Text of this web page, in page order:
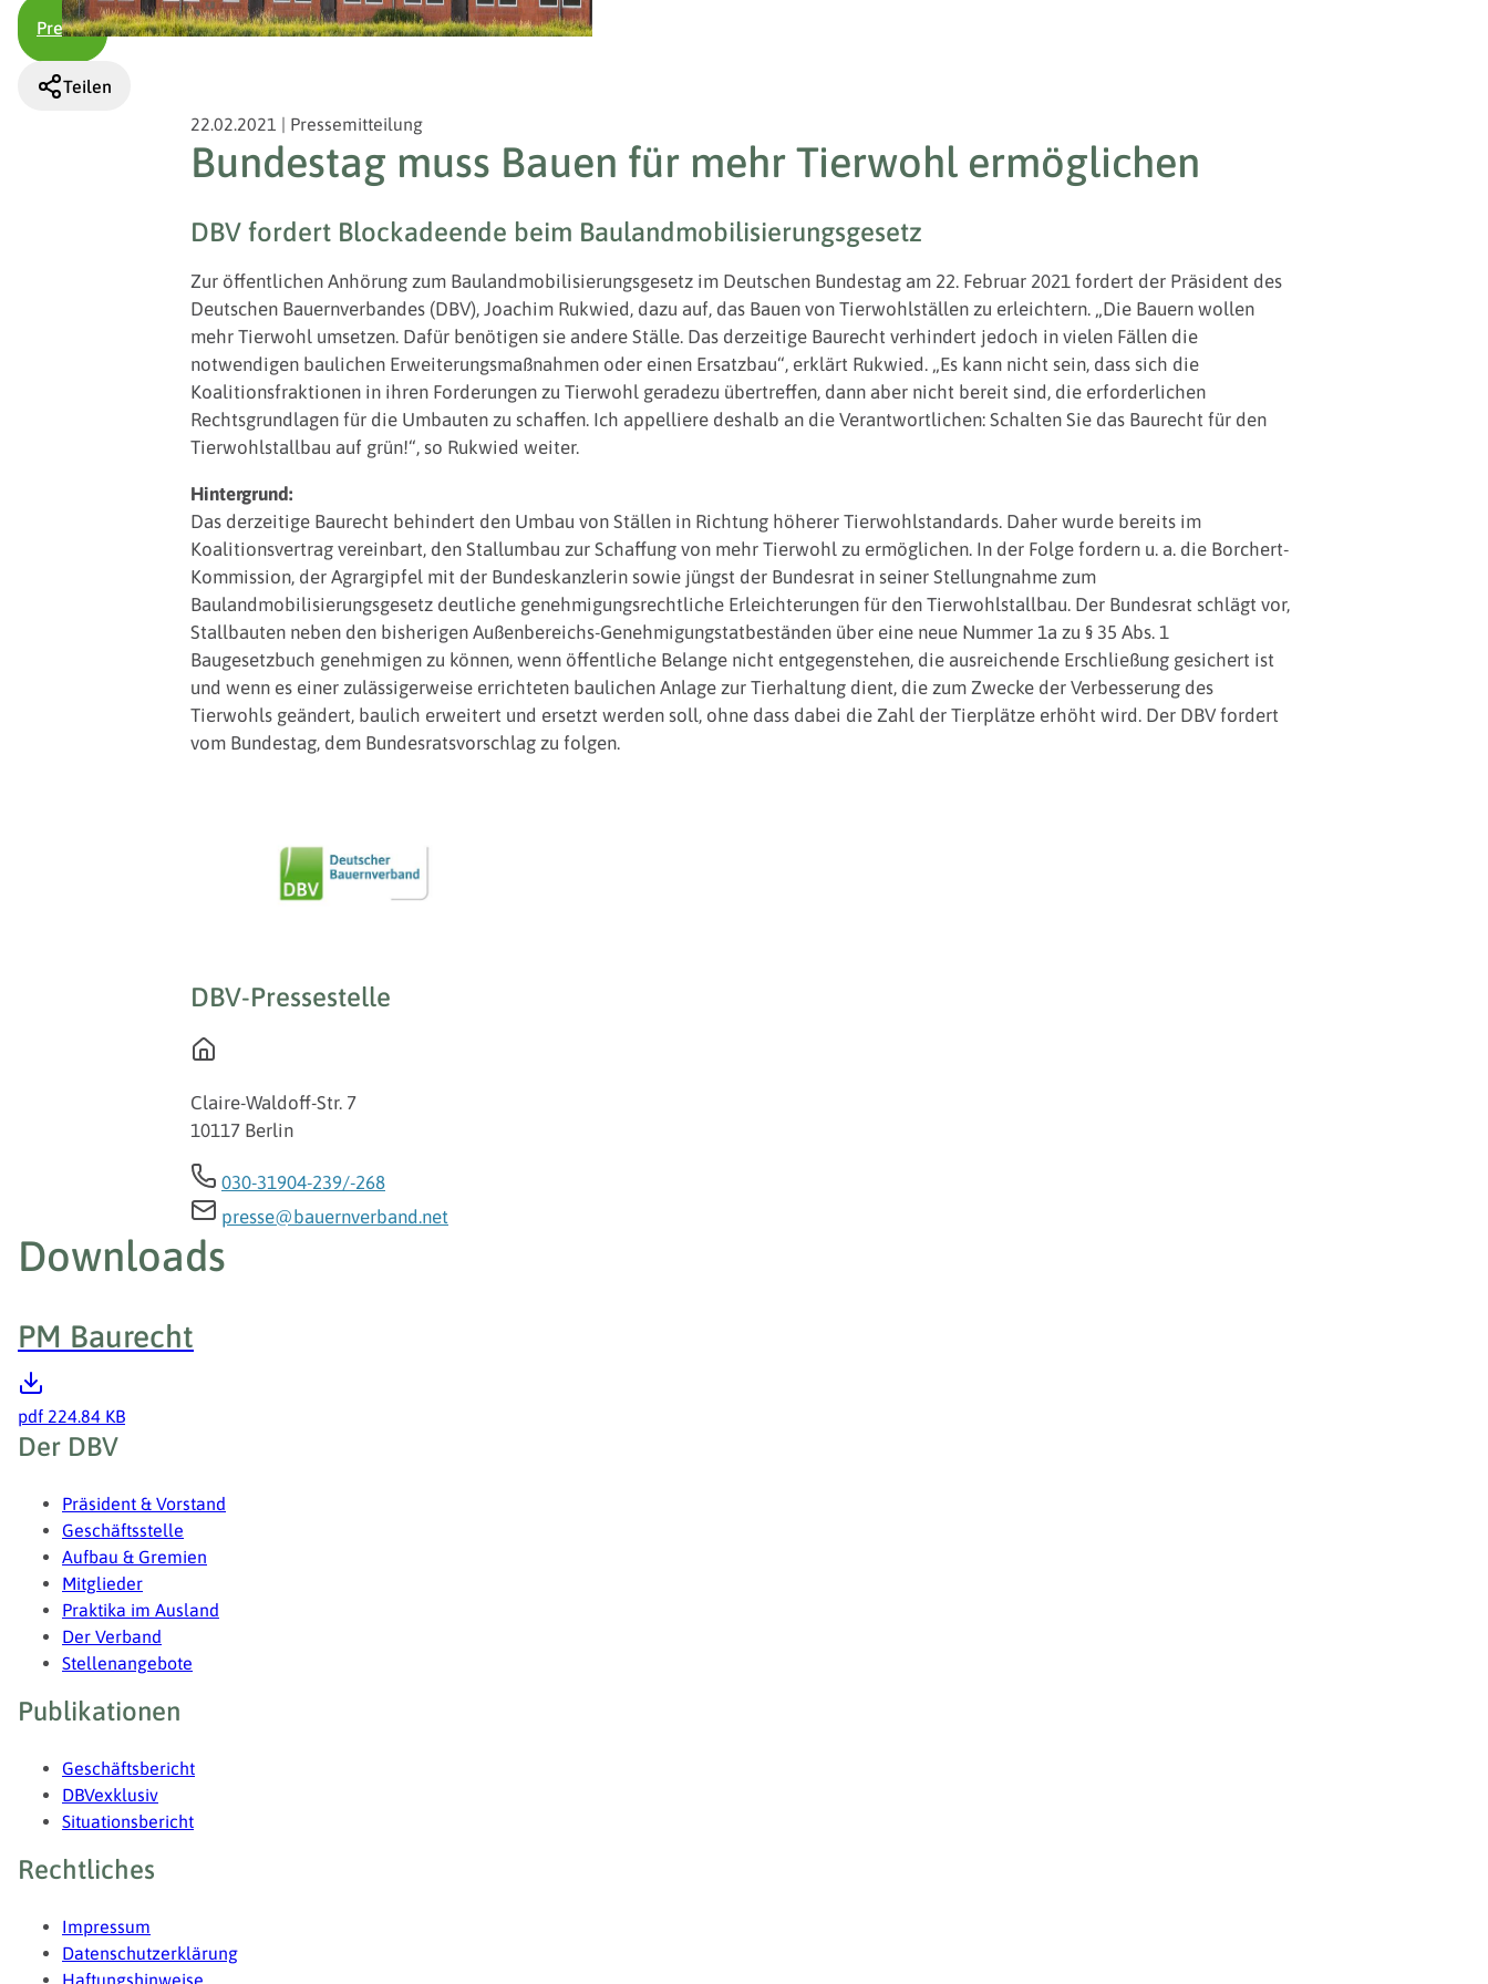
Presse
Teilen
22.02.2021 | Pressemitteilung
Bundestag muss Bauen für mehr Tierwohl ermöglichen
DBV fordert Blockadeende beim Baulandmobilisierungsgesetz
Zur öffentlichen Anhörung zum Baulandmobilisierungsgesetz im Deutschen Bundestag am 22. Februar 2021 fordert der Präsident des
Deutschen Bauernverbandes (DBV), Joachim Rukwied, dazu auf, das Bauen von Tierwohlställen zu erleichtern. „Die Bauern wollen
mehr Tierwohl umsetzen. Dafür benötigen sie andere Ställe. Das derzeitige Baurecht verhindert jedoch in vielen Fällen die
notwendigen baulichen Erweiterungsmaßnahmen oder einen Ersatzbau“, erklärt Rukwied. „Es kann nicht sein, dass sich die
Koalitionsfraktionen in ihren Forderungen zu Tierwohl geradezu übertreffen, dann aber nicht bereit sind, die erforderlichen
Rechtsgrundlagen für die Umbauten zu schaffen. Ich appelliere deshalb an die Verantwortlichen: Schalten Sie das Baurecht für den
Tierwohlstallbau auf grün!“, so Rukwied weiter.
Hintergrund:
Das derzeitige Baurecht behindert den Umbau von Ställen in Richtung höherer Tierwohlstandards. Daher wurde bereits im
Koalitionsvertrag vereinbart, den Stallumbau zur Schaffung von mehr Tierwohl zu ermöglichen. In der Folge fordern u. a. die Borchert-
Kommission, der Agrargipfel mit der Bundeskanzlerin sowie jüngst der Bundesrat in seiner Stellungnahme zum
Baulandmobilisierungsgesetz deutliche genehmigungsrechtliche Erleichterungen für den Tierwohlstallbau. Der Bundesrat schlägt vor,
Stallbauten neben den bisherigen Außenbereichs-Genehmigungstatbeständen über eine neue Nummer 1a zu § 35 Abs. 1
Baugesetzbuch genehmigen zu können, wenn öffentliche Belange nicht entgegenstehen, die ausreichende Erschließung gesichert ist
und wenn es einer zulässigerweise errichteten baulichen Anlage zur Tierhaltung dient, die zum Zwecke der Verbesserung des
Tierwohls geändert, baulich erweitert und ersetzt werden soll, ohne dass dabei die Zahl der Tierplätze erhöht wird. Der DBV fordert
vom Bundestag, dem Bundesratsvorschlag zu folgen.
DBV-Pressestelle
Claire-Waldoff-Str. 7
10117 Berlin
030-31904-239/-268
presse@bauernverband.net
Downloads
PM Baurecht
pdf 224.84 KB
Fußzeile
Der DBV
Präsident & Vorstand
Geschäftsstelle
Aufbau & Gremien
Mitglieder
Praktika im Ausland
Der Verband
Stellenangebote
Publikationen
Geschäftsbericht
DBVexklusiv
Situationsbericht
Rechtliches
Impressum
Datenschutzerklärung
Haftungshinweise